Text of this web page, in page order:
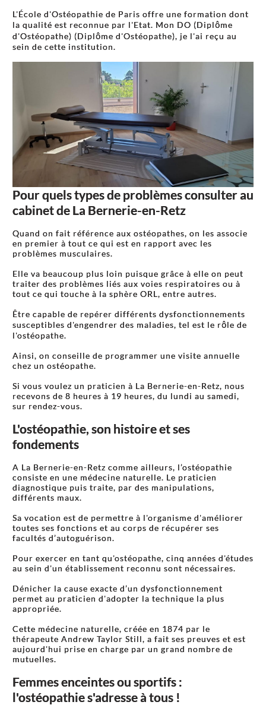
L'École d'Ostéopathie de Paris offre une formation dont
la qualité est reconnue par l'Etat. Mon DO (Diplôme
d'Ostéopathe) (Diplôme d'Ostéopathe), je l'ai reçu au
sein de cette institution.
Pour quels types de problèmes consulter au
cabinet de La Bernerie-en-Retz
Quand on fait référence aux ostéopathes, on les associe
en premier à tout ce qui est en rapport avec les
problèmes musculaires.
Elle va beaucoup plus loin puisque grâce à elle on peut
traiter des problèmes liés aux voies respiratoires ou à
tout ce qui touche à la sphère ORL, entre autres.
Être capable de repérer différents dysfonctionnements
susceptibles d'engendrer des maladies, tel est le rôle de
l'ostéopathe.
Ainsi, on conseille de programmer une visite annuelle
chez un ostéopathe.
Si vous voulez un praticien à La Bernerie-en-Retz, nous
recevons de 8 heures à 19 heures, du lundi au samedi,
sur rendez-vous.
L'ostéopathie, son histoire et ses
fondements
A La Bernerie-en-Retz comme ailleurs, l’ostéopathie
consiste en une médecine naturelle. Le praticien
diagnostique puis traite, par des manipulations,
différents maux.
Sa vocation est de permettre à l'organisme d'améliorer
toutes ses fonctions et au corps de récupérer ses
facultés d’autoguérison.
Pour exercer en tant qu'ostéopathe, cinq années d'études
au sein d'un établissement reconnu sont nécessaires.
Dénicher la cause exacte d’un dysfonctionnement
permet au praticien d'adopter la technique la plus
appropriée.
Cette médecine naturelle, créée en 1874 par le
thérapeute Andrew Taylor Still, a fait ses preuves et est
aujourd'hui prise en charge par un grand nombre de
mutuelles.
Femmes enceintes ou sportifs :
l'ostéopathie s'adresse à tous !